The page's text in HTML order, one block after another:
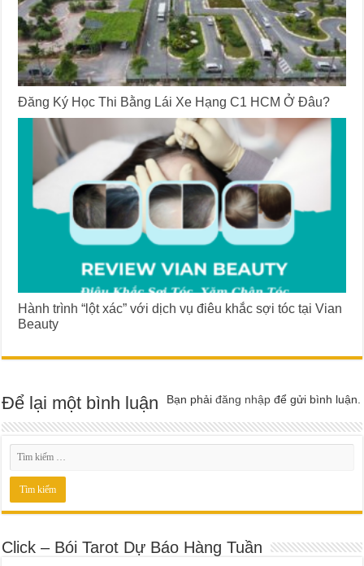
Đăng Ký Học Thi Bằng Lái Xe Hạng C1 HCM Ở Đâu?
Hành trình “lột xác” với dịch vụ điêu khắc sợi tóc tại Vian
Beauty
Để lại một bình luận Bạn phảiđăng nhập để gửi bình luận.
Click – Bói Tarot Dự Báo Hàng Tuần